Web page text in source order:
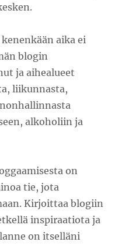
aika ei
blogin
ja aihealueet
liikunnasta,
alkoholiin ja
on
tie, jota
Kirjoittaa blogiin
inspiraatiota ja
on itselläni